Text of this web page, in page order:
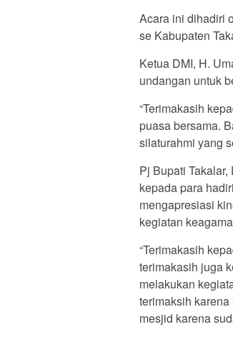
Acara ini dihadiri
se Kabupaten
Ketua DMI, H.
undangan untuk
“Terimakasih
puasa bersama.
silaturahmi yang
Pj Bupati
kepada para
mengapresiasi
kegiatan
“Terimakasih
terimakasih juga
melakukan
terimaksih
mesjid karena